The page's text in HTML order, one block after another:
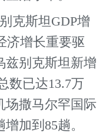
克斯坦GDP增
济增长重要驱
兹别克斯坦新增
数已达13.7万
场撒马尔罕国际
加到85趟。